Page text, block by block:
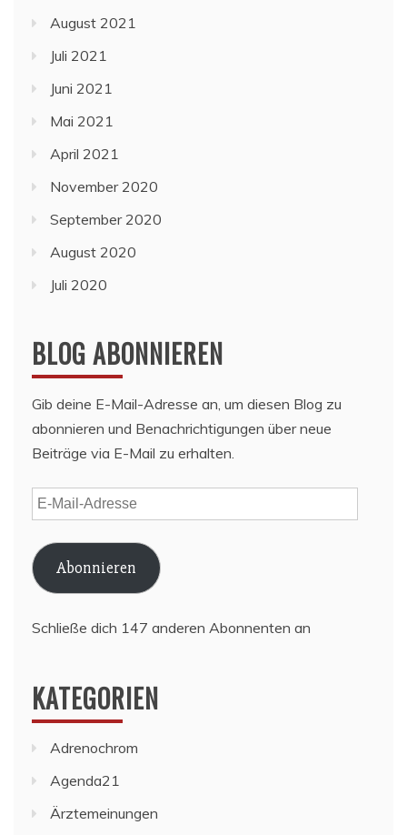
August 2021
Juli 2021
Juni 2021
Mai 2021
April 2021
November 2020
September 2020
August 2020
Juli 2020
BLOG ABONNIEREN
Gib deine E-Mail-Adresse an, um diesen Blog zu
abonnieren und Benachrichtigungen über neue
Beiträge via E-Mail zu erhalten.
E-
Mail-
Adresse
Abonnieren
Schließe dich 147 anderen Abonnenten an
KATEGORIEN
Adrenochrom
Agenda21
Ärztemeinungen